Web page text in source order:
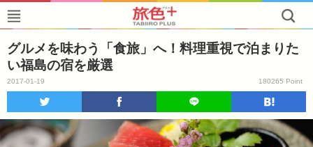
グルメを味わう「食旅」へ！料理重視で泊まりた
い福島の宿を厳選
2017-01-19 180265 Point